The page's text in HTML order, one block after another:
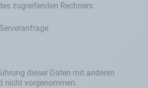
zugreifenden Rechners
dieser Daten mit anderen
nicht vorgenommen.